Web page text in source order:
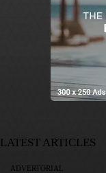
LATEST ARTICLES
ADVERTORIAL